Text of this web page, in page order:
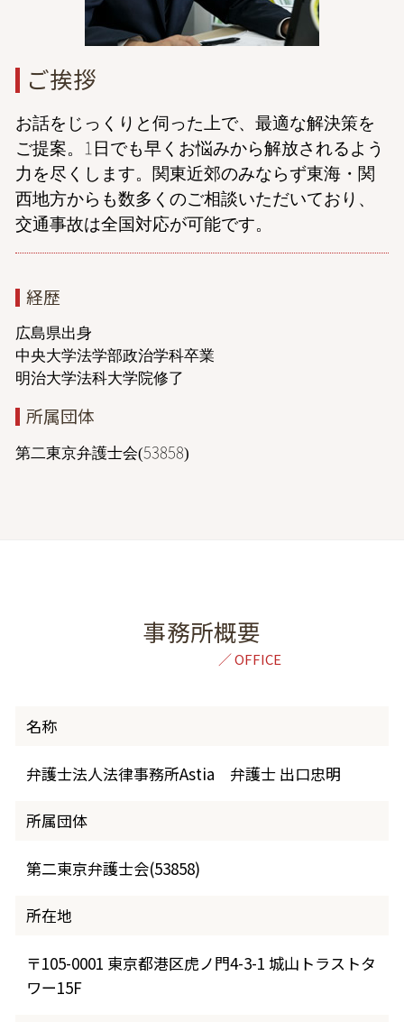
倒産 弁護士 相談 港区
家事事件 弁護士 相談 東京
ご挨拶
お話をじっくりと伺った上で、最適な解決策を
ご提案。1日でも早くお悩みから解放されるよう
力を尽くします。関東近郊のみならず東海・関
西地方からも数多くのご相談いただいており、
交通事故は全国対応が可能です。
経歴
広島県出身
中央大学法学部政治学科卒業
明治大学法科大学院修了
所属団体
第二東京弁護士会(53858)
事務所概要
名称
弁護士法人法律事務所Astia 弁護士 出口忠明
所属団体
第二東京弁護士会(53858)
所在地
〒105-0001 東京都港区虎ノ門4-3-1 城山トラストタ
ワー15F